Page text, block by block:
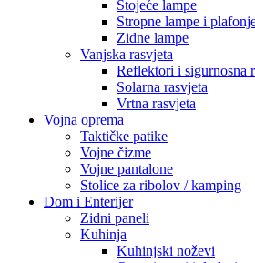
Stojeće lampe
Stropne lampe i
Zidne lampe
Vanjska rasvjeta
Reflektori i sigurnosna
Solarna rasvjeta
Vrtna rasvjeta
Vojna oprema
Taktičke patike
Vojne čizme
Vojne pantalone
Stolice za ribolov / kamping
Dom i Enterijer
Zidni paneli
Kuhinja
Kuhinjski noževi